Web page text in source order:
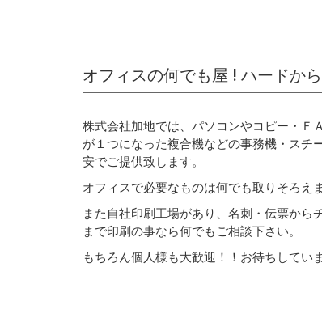
オフィスの何でも屋 ! ハードか
株式会社加地では、パソコンやコピー・Ｆ
が１つになった複合機などの事務機・スチ
安でご提供致します。
オフィスで必要なものは何でも取りそろえま
また自社印刷工場があり、名刺・伝票から
まで印刷の事なら何でもご相談下さい。
もちろん個人様も大歓迎！！お待ちしていま